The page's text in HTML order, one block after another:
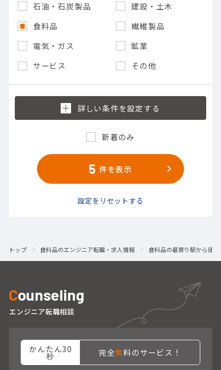
石油・石炭製品
建設・土木
食料品
繊維製品
電気・ガス
鉱業
サービス
その他
新着のみ
5 件を表示
設定をリセットする
トップ 食料品のエンジニア転職・求人情報 食料品の最寄り駅から徒
Counseling
エンジニア転職相談
かんたん30
秒 完全無料のサービス！